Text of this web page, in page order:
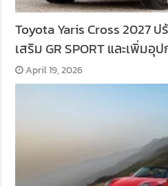
Toyota Yaris Cross 2027
เสริม GR SPORT และเพิ่มอุ
April 19, 2026